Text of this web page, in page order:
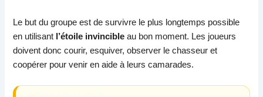
Le but du groupe est de survivre le plus longtemps possible
en utilisant l’étoile invincible au bon moment. Les joueurs
doivent donc courir, esquiver, observer le chasseur et
coopérer pour venir en aide à leurs camarades.